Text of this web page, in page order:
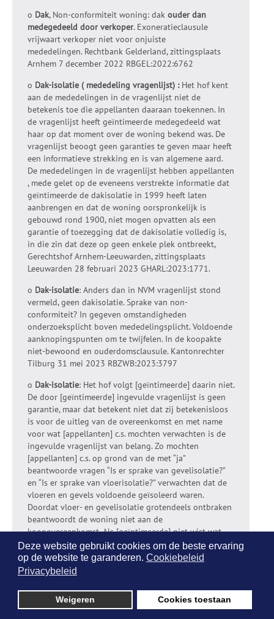
Deze website gebruikt cookies om de beste ervaring
op de website te garanderen. Cookiebeleid
Privacybeleid
Weigeren Cookies toestaan
o Dak, Non-conformiteit woning: dak ouder dan
medegedeeld door verkoper. Exoneratieclausule
vrijwaart verkoper niet voor onjuiste
mededelingen. Rechtbank Gelderland, zittingsplaats
Arnhem 7 december 2022 RBGEL:2022:6762
o Dak-isolatie ( mededeling vragenlijst) : Het hof kent
aan de mededelingen in de vragenlijst niet de
betekenis toe die appellanten daaraan toekennen. In
de vragenlijst heeft geïntimeerde medegedeeld wat
haar op dat moment over de woning bekend was. De
vragenlijst beoogt geen garanties te geven maar heeft
een informatieve strekking en is van algemene aard.
De mededelingen in de vragenlijst hebben appellanten
, mede gelet op de eveneens verstrekte informatie dat
geïntimeerde de dakisolatie in 1999 heeft laten
aanbrengen en dat de woning oorspronkelijk is
gebouwd rond 1900, niet mogen opvatten als een
garantie of toezegging dat de dakisolatie volledig is,
in die zin dat deze op geen enkele plek ontbreekt,
Gerechtshof Arnhem-Leeuwarden, zittingsplaats
Leeuwarden 28 februari 2023 GHARL:2023:1771.
o Dak-isolatie: Anders dan in NVM vragenlijst stond
vermeld, geen dakisolatie. Sprake van non-
conformiteit? In gegeven omstandigheden
onderzoeksplicht boven mededelingsplicht. Voldoende
aanknopingspunten om te twijfelen. In de koopakte
niet-bewoond en ouderdomsclausule. Kantonrechter
Tilburg 31 mei 2023 RBZWB:2023:3797
o Dak-isolatie: Het hof volgt [geïntimeerde] daarin niet.
De door [geïntimeerde] ingevulde vragenlijst is geen
garantie, maar dat betekent niet dat zij betekenisloos
is voor de uitleg van de overeenkomst en met name
voor wat [appellanten] c.s. mochten verwachten is de
ingevulde vragenlijst van belang. Zo mochten
[appellanten] c.s. op grond van de met “ja”
beantwoorde vragen “Is er sprake van gevelisolatie?”
en “Is er sprake van vloerisolatie?” verwachten dat de
vloeren en gevels voldoende geïsoleerd waren.
Doordat vloer- en gevelisolatie grotendeels ontbraken
beantwoordt de woning niet aan de
koopovereenkomst. Als [geïntimeerde] niet wist wat
wel en niet geïsoleerd was, had zij de vragenlijst niet
moeten invullen of had zij haar onzekerheid aan de
wederpartij moeten meedelen. Voor zover zij niet wist
gegeven omstandigheden – voor haar risico.
Gerechtshof Arnhen-Leeuwarden,